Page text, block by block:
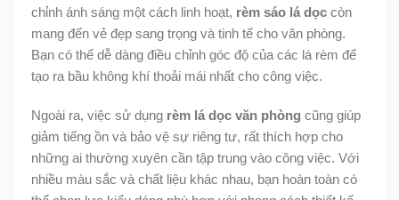
chỉnh ánh sáng một cách linh hoạt, rèm sáo lá dọc còn
mang đến vẻ đẹp sang trọng và tinh tế cho văn phòng.
Bạn có thể dễ dàng điều chỉnh góc độ của các lá rèm để
tạo ra bầu không khí thoải mái nhất cho công việc.
Ngoài ra, việc sử dụng rèm lá dọc văn phòng cũng giúp
giảm tiếng ồn và bảo vệ sự riêng tư, rất thích hợp cho
những ai thường xuyên cần tập trung vào công việc. Với
nhiều màu sắc và chất liệu khác nhau, bạn hoàn toàn có